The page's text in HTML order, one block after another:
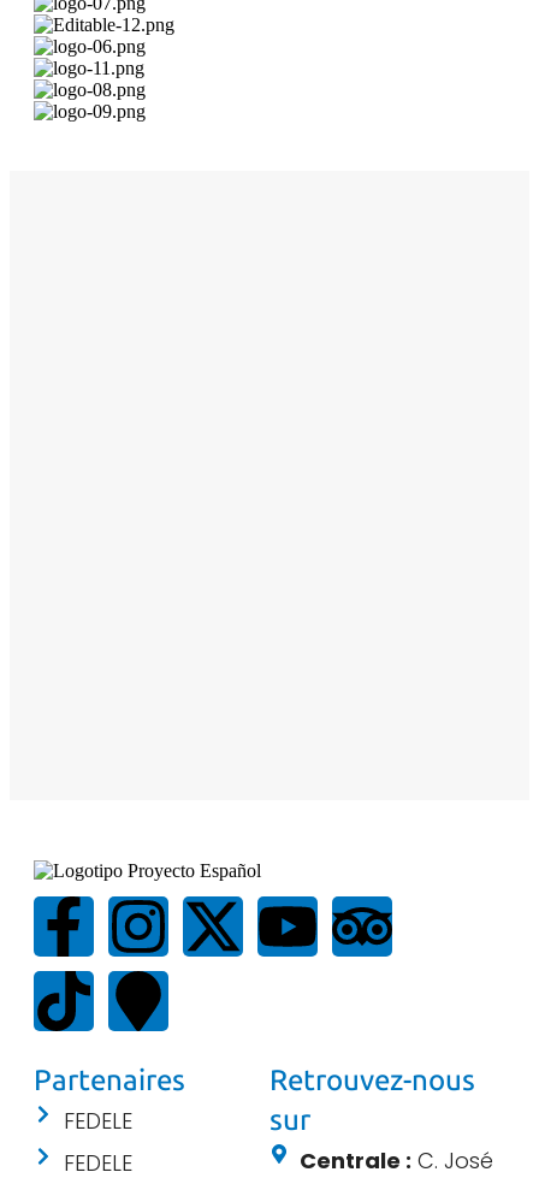
Partenaires
FEDELE
FEDELE
Retrouvez-nous
sur
Centrale : C. José